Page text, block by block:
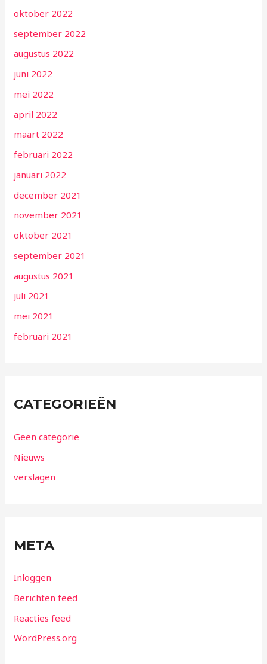
oktober 2022
september 2022
augustus 2022
juni 2022
mei 2022
april 2022
maart 2022
februari 2022
januari 2022
december 2021
november 2021
oktober 2021
september 2021
augustus 2021
juli 2021
mei 2021
februari 2021
CATEGORIEËN
Geen categorie
Nieuws
verslagen
META
Inloggen
Berichten feed
Reacties feed
WordPress.org